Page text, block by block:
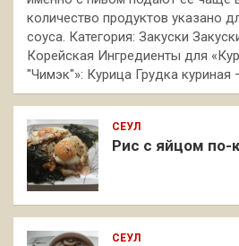
количество продуктов указано
соуса. Категория: Закуски
Корейская Ингредиенты для
"Чимэк"»: Курица Грудка куриная
СЕУЛ
Рис с яйцом по-
СЕУЛ